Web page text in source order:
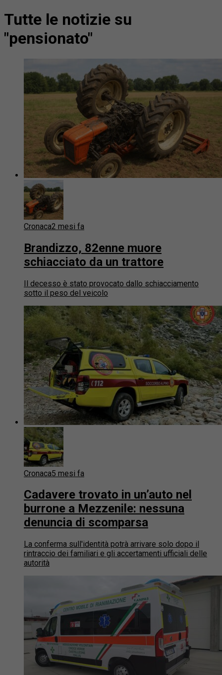
Tutte le notizie su
"pensionato"
Cronaca2 mesi fa
Brandizzo, 82enne muore
schiacciato da un trattore
Il decesso è stato provocato dallo schiacciamento
sotto il peso del veicolo
Cronaca5 mesi fa
Cadavere trovato in un’auto nel
burrone a Mezzenile: nessuna
denuncia di scomparsa
La conferma sull'identità potrà arrivare solo dopo il
rintraccio dei familiari e gli accertamenti ufficiali delle
autorità